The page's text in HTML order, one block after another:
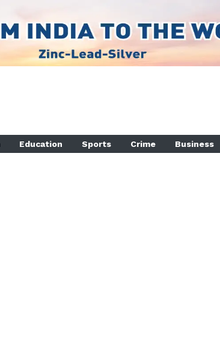
Education Sports Crime Business